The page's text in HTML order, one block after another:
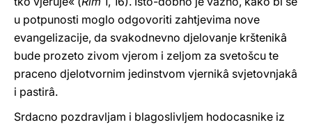
u potpunosti moglo odgovoriti zahtjevima nove
evangelizacije, da svakodnevno djelovanje krštenikâ
bude prozeto zivom vjerom i zeljom za svetošcu te
praceno djelotvornim jedinstvom vjernikâ svjetovnjakâ
i pastirâ.
Srdacno pozdravljam i blagoslivljem hodocasnike iz